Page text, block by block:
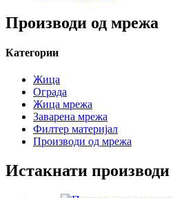
Производи од мрежа
Категории
Жица
Ограда
Жица мрежа
Заварена мрежа
Филтер материјал
Производи од мрежа
Истакнати производи